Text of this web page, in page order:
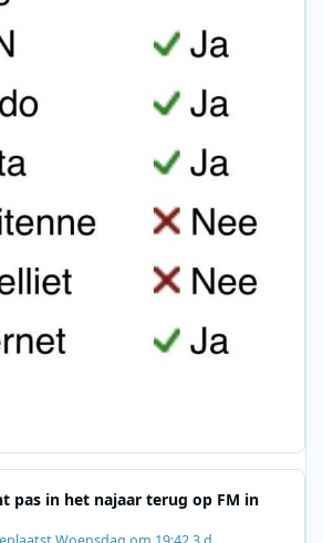
pas in het najaar terug op FM in